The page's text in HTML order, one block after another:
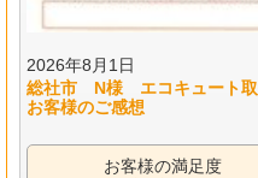
2026年8月1日
総社市 N様 エコキュート
お客様のご感想
お客様の満足度